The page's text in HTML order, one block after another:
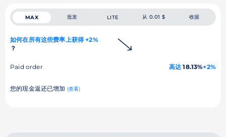
MAX 批发 LITE 从 0.01 $ 收据
如何在所有这些费率上获得 +2%
？
Paid order 高达 18.13%+2%
您的现金返还已增加 (查看)